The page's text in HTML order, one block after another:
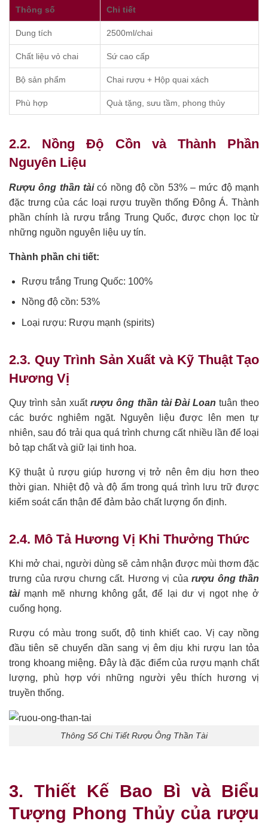
Thông số Chi tiết
Dung tích 2500ml/chai
Chất liệu vỏ chai Sứ cao cấp
Bộ sản phẩm Chai rượu + Hộp quai xách
Phù hợp Quà tặng, sưu tầm, phong thủy
2.2. Nồng Độ Cồn và Thành Phần
Nguyên Liệu
Rượu ông thần tàicó nồng độ cồn 53% – mức độ mạnh
đặc trưng của các loại rượu truyền thống Đông Á. Thành
phần chính là rượu trắng Trung Quốc, được chọn lọc từ
những nguồn nguyên liệu uy tín.
Thành phần chi tiết:
Rượu trắng Trung Quốc: 100%
Nồng độ cồn: 53%
Loại rượu: Rượu mạnh (spirits)
2.3. Quy Trình Sản Xuất và Kỹ Thuật Tạo
Hương Vị
Quy trình sản xuấtrượu ông thần tài Đài Loan tuân theo
các bước nghiêm ngặt. Nguyên liệu được lên men tự
nhiên, sau đó trải qua quá trình chưng cất nhiều lần để loại
bỏ tạp chất và giữ lại tinh hoa.
Kỹ thuật ủ rượu giúp hương vị trở nên êm dịu hơn theo
thời gian. Nhiệt độ và độ ẩm trong quá trình lưu trữ được
kiểm soát cẩn thận để đảm bảo chất lượng ổn định.
2.4. Mô Tả Hương Vị Khi Thưởng Thức
Khi mở chai, người dùng sẽ cảm nhận được mùi thơm đặc
trưng của rượu chưng cất. Hương vị của rượu ông thần
tàimạnh mẽ nhưng không gắt, để lại dư vị ngọt nhẹ ở
cuống họng.
Rượu có màu trong suốt, độ tinh khiết cao. Vị cay nồng
đầu tiên sẽ chuyển dần sang vị êm dịu khi rượu lan tỏa
trong khoang miệng. Đây là đặc điểm của rượu mạnh chất
lượng, phù hợp với những người yêu thích hương vị
truyền thống.
Thông Số Chi Tiết Rượu Ông Thần Tài
3. Thiết Kế Bao Bì và Biểu
Tượng Phong Thủy của rượu